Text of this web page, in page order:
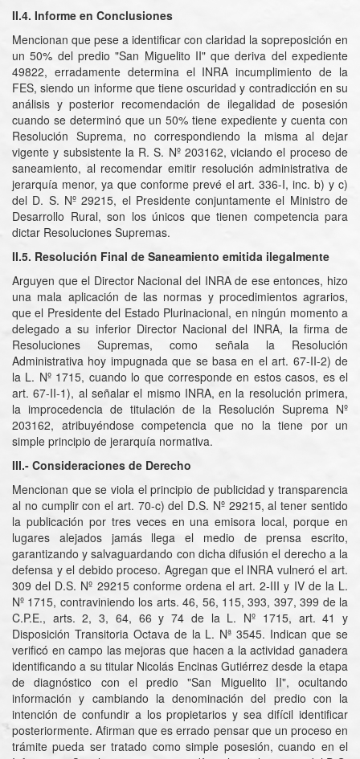
II.4. Informe en Conclusiones
Mencionan que pese a identificar con claridad la sopreposición en
un 50% del predio "San Miguelito II" que deriva del expediente
49822, erradamente determina el INRA incumplimiento de la
FES, siendo un informe que tiene oscuridad y contradicción en su
análisis y posterior recomendación de ilegalidad de posesión
cuando se determinó que un 50% tiene expediente y cuenta con
Resolución Suprema, no correspondiendo la misma al dejar
vigente y subsistente la R. S. Nº 203162, viciando el proceso de
saneamiento, al recomendar emitir resolución administrativa de
jerarquía menor, ya que conforme prevé el art. 336-I, inc. b) y c)
del D. S. Nº 29215, el Presidente conjuntamente el Ministro de
Desarrollo Rural, son los únicos que tienen competencia para
dictar Resoluciones Supremas.
II.5. Resolución Final de Saneamiento emitida ilegalmente
Arguyen que el Director Nacional del INRA de ese entonces, hizo
una mala aplicación de las normas y procedimientos agrarios,
que el Presidente del Estado Plurinacional, en ningún momento a
delegado a su inferior Director Nacional del INRA, la firma de
Resoluciones Supremas, como señala la Resolución
Administrativa hoy impugnada que se basa en el art. 67-II-2) de
la L. Nº 1715, cuando lo que corresponde en estos casos, es el
art. 67-II-1), al señalar el mismo INRA, en la resolución primera,
la improcedencia de titulación de la Resolución Suprema Nº
203162, atribuyéndose competencia que no la tiene por un
simple principio de jerarquía normativa.
III.- Consideraciones de Derecho
Mencionan que se viola el principio de publicidad y transparencia
al no cumplir con el art. 70-c) del D.S. Nº 29215, al tener sentido
la publicación por tres veces en una emisora local, porque en
lugares alejados jamás llega el medio de prensa escrito,
garantizando y salvaguardando con dicha difusión el derecho a la
defensa y el debido proceso. Agregan que el INRA vulneró el art.
309 del D.S. Nº 29215 conforme ordena el art. 2-III y IV de la L.
Nº 1715, contraviniendo los arts. 46, 56, 115, 393, 397, 399 de la
C.P.E., arts. 2, 3, 64, 66 y 74 de la L. Nº 1715, art. 41 y
Disposición Transitoria Octava de la L. Nª 3545. Indican que se
verificó en campo las mejoras que hacen a la actividad ganadera
identificando a su titular Nicolás Encinas Gutiérrez desde la etapa
de diagnóstico con el predio "San Miguelito II", ocultando
información y cambiando la denominación del predio con la
intención de confundir a los propietarios y sea difícil identificar
posteriormente. Afirman que es errado pensar que un proceso en
trámite pueda ser tratado como simple posesión, cuando en el